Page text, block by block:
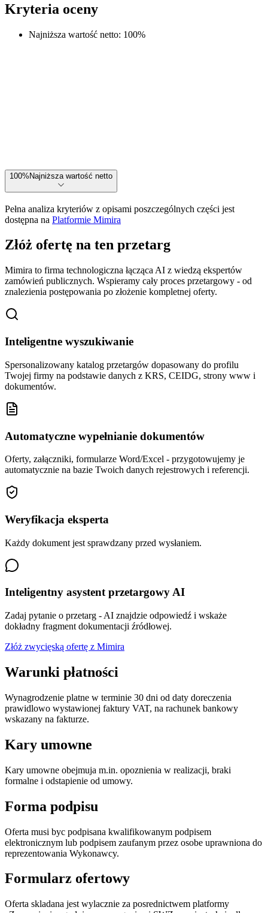
Kryteria oceny
Najniższa wartość netto: 100%
100% Najniższa wartość netto
Pełna analiza kryteriów z opisami poszczególnych części jest
dostępna na Platformie Mimira
Złóż ofertę na ten przetarg
Mimira to firma technologiczna łącząca AI z wiedzą ekspertów
zamówień publicznych. Wspieramy cały proces przetargowy - od
znalezienia postępowania po złożenie kompletnej oferty.
Inteligentne wyszukiwanie
Spersonalizowany katalog przetargów dopasowany do profilu
Twojej firmy na podstawie danych z KRS, CEIDG, strony www i
dokumentów.
Automatyczne wypełnianie dokumentów
Oferty, załączniki, formularze Word/Excel - przygotowujemy je
automatycznie na bazie Twoich danych rejestrowych i referencji.
Weryfikacja eksperta
Każdy dokument jest sprawdzany przed wysłaniem.
Inteligentny asystent przetargowy AI
Zadaj pytanie o przetarg - AI znajdzie odpowiedź i wskaże
dokładny fragment dokumentacji źródłowej.
Złóż zwycięską ofertę z Mimira
Warunki płatności
Wynagrodzenie platne w terminie 30 dni od daty doreczenia
prawidlowo wystawionej faktury VAT, na rachunek bankowy
wskazany na fakturze.
Kary umowne
Kary umowne obejmuja m.in. opoznienia w realizacji, braki
formalne i odstapienie od umowy.
Forma podpisu
Oferta musi byc podpisana kwalifikowanym podpisem
elektronicznym lub podpisem zaufanym przez osobe uprawniona do
reprezentowania Wykonawcy.
Formularz ofertowy
Oferta skladana jest wylacznie za posrednictwem platformy